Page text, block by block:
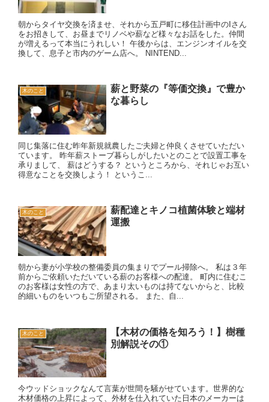
朝からタイヤ交換を済ませ、それから五戸町に移住計画中のIさん
をお招きして、お昼までリノベや薪など様々なお話をした。仲間
が増えるって本当にうれしい！ 午後からは、エンジンオイルを交
換して、息子と市内のゲーム店へ。 NINTEND...
木のこと
薪と野菜の『等価交換』で豊か
な暮らし
同じ集落に住む昨年新規就農したご夫婦と仲良くさせていただい
ています。 昨年薪ストーブ暮らしがしたいとのことで設置工事を
承りまして、 薪はどうする？ というところから、それじゃお互い
得意なことを交換しよう！ というこ...
木のこと
薪配達とキノコ植菌体験と端材
運搬
朝から妻が小学校の整備委員の集まりでプール掃除へ。 私は３年
前からご依頼いただいている薪のお客様への配達。 町内に住むこ
のお客様は女性の方で、あまり太いものは持てないからと、比較
的細いものをいつもご所望される。 また、自...
木のこと
【木材の価格を知ろう！】樹種
別解説その①
今ウッドショックなんて言葉が世間を騒がせています。世界的な
木材価格の上昇によって、外材を仕入れていた日本のメーカーは